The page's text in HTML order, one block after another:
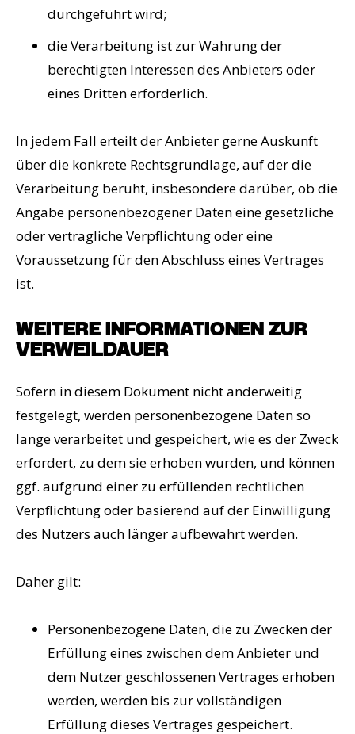
durchgeführt wird;
die Verarbeitung ist zur Wahrung der
berechtigten Interessen des Anbieters oder
eines Dritten erforderlich.
In jedem Fall erteilt der Anbieter gerne Auskunft
über die konkrete Rechtsgrundlage, auf der die
Verarbeitung beruht, insbesondere darüber, ob die
Angabe personenbezogener Daten eine gesetzliche
oder vertragliche Verpflichtung oder eine
Voraussetzung für den Abschluss eines Vertrages
ist.
WEITERE INFORMATIONEN ZUR
VERWEILDAUER
Sofern in diesem Dokument nicht anderweitig
festgelegt, werden personenbezogene Daten so
lange verarbeitet und gespeichert, wie es der Zweck
erfordert, zu dem sie erhoben wurden, und können
ggf. aufgrund einer zu erfüllenden rechtlichen
Verpflichtung oder basierend auf der Einwilligung
des Nutzers auch länger aufbewahrt werden.
Daher gilt:
Personenbezogene Daten, die zu Zwecken der
Erfüllung eines zwischen dem Anbieter und
dem Nutzer geschlossenen Vertrages erhoben
werden, werden bis zur vollständigen
Erfüllung dieses Vertrages gespeichert.